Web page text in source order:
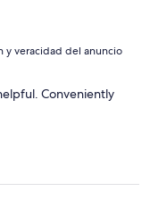
y veracidad del anuncio
Conveniently